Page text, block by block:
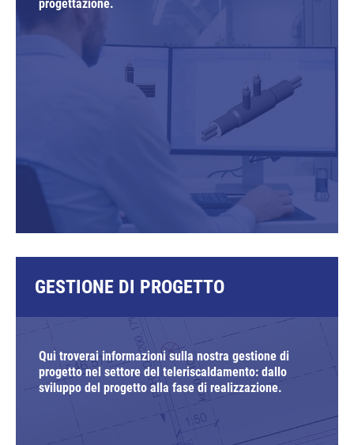
progettazione.
GESTIONE DI PROGETTO
Qui troverai informazioni sulla nostra gestione di
progetto nel settore del teleriscaldamento: dallo
sviluppo del progetto alla fase di realizzazione.